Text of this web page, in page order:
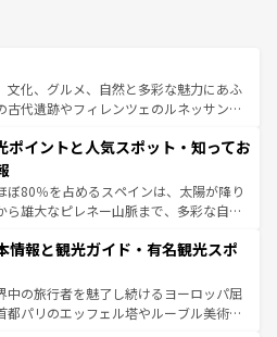
文化、グルメ、自然と多彩な魅力にあふ
古代遺跡やフィレンツェのルネッサンス
の美しい田園風景やアマルフィ海岸の絶
も見逃せない。観光の合間には、本場の
、絶品のイタリア料理を堪能することも
てから夜眠るまで、すべての瞬間を楽し
リア情報はコンテンツ一覧を参照してほ
ポイントと人気スポット・知ってお
ぼ80％を占めるスペインは、太陽が降り
ら雄大なピレネー山脈まで、多彩な自然
国では、情熱的なフラメンコ、熱気あふ
美味しいタパスが生活の一部となってい
ドの洗練された雰囲気や、バルセロナの
角から、地方では古代ローマ遺跡や中世
情報と観光ガイド・有名観光スポ
中の旅行者を魅了し続けるヨーロッパ屈
都パリのエッフェル塔やルーブル美術館